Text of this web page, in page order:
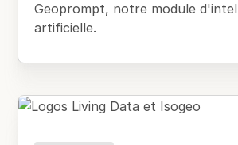
Geoprompt, notre module
artificielle.